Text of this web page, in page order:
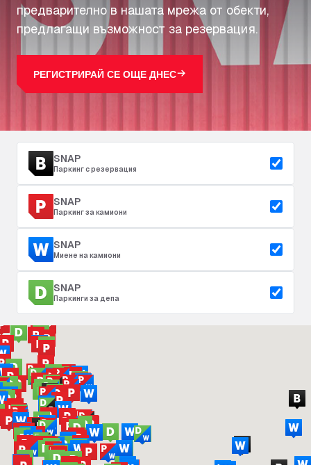
предварително в нашата мрежа от обекти,
предлагащи възможност за резервация.
РЕГИСТРИРАЙ СЕ ОЩЕ ДНЕС
SNAP
Паркинг с резервация
SNAP
Паркинг за камиони
SNAP
Миене на камиони
SNAP
Паркинги за депа